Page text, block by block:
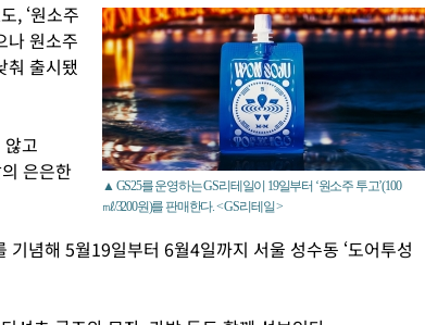
▲ GS25를 운영하는 GS리테일이 19일부터 ‘원소주 투고’(100
㎖/3200원)를 판매한다. < GS리테일 >
, ‘원소주
나 원소주
춰 출시됐
고
은은한
기념해 5월19일부터 6월4일까지 서울 성수동 ‘도어투성